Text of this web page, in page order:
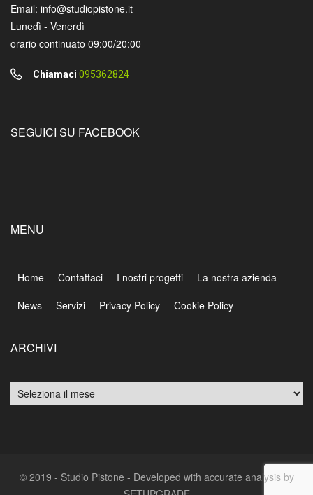
Email: info@studiopistone.it
Lunedì - Venerdì
orario continuato 09:00/20:00
Chiamaci 095362824
SEGUICI SU FACEBOOK
MENU
Home Contattaci I nostri progetti
La nostra azienda
News
Servizi Privacy Policy Cookie Policy
ARCHIVI
Archivi
© 2019 - Studio Pistone - Developed with accurate analysis by